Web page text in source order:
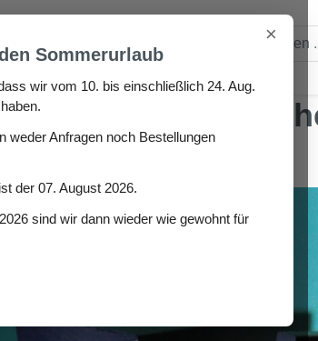
Profile Arjiria
×
Sommerurlaub
wir vom 10. bis einschließlich 24. Aug.
weder Anfragen noch Bestellungen
der 07. August 2026.
sind wir dann wieder wie gewohnt für